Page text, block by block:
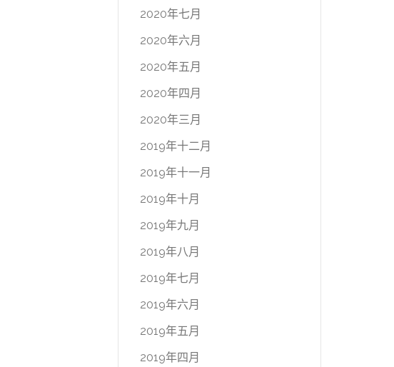
2020年七月
2020年六月
2020年五月
2020年四月
2020年三月
2019年十二月
2019年十一月
2019年十月
2019年九月
2019年八月
2019年七月
2019年六月
2019年五月
2019年四月